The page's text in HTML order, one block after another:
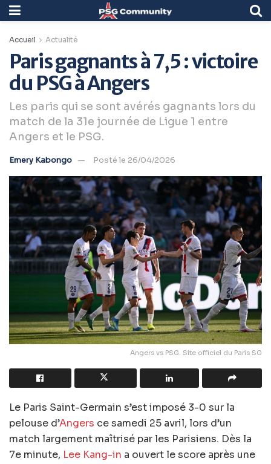
Accueil Actualité
Paris gagnants à 7,5 : victoire
du PSG à Angers
Les paris qui se sont avérés gagnants lors du
match de la 31e journée de Ligue 1 entre
Angers et le PSG.
Emery Kabongo Posté le 26/04/2026
Angers vs PSG. Site officiel du Paris SG
Le Paris Saint-Germain s’est imposé 3-0 sur la
pelouse d’Angers ce samedi 25 avril, lors d’un
match largement maîtrisé par les Parisiens. Dès la
7e minute, Lee Kang-in a ouvert le score après une